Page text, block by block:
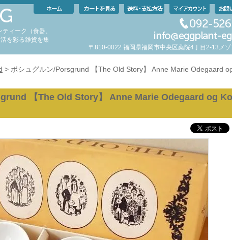
ィーク（食器、
を彩る雑貨を集
〒810-0022 福岡県福岡市中央区薬院4丁目2-13メ
> ポシュグルン/Porsgrund 【The Old Story】 Anne Marie Odegaard
【The Old Story】 Anne Marie Odegaard og